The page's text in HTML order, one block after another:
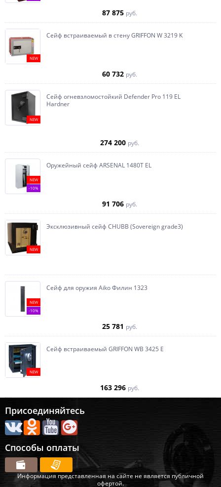
87 875 руб.
NEW
Сейф встраиваемый в стену GRIFFON W 3219 K
60 732 руб.
NEW
Сейф огневзломостойкий Defender Pro 119 EL
Hardner
274 200 руб.
NEW
-10%
Оружейный сейф ARSENAL 1480Т EL
91 706 руб.
NEW
Эксклюзивный сейф CHUBB (Sovereign grade3)
NEW
-10%
Сейф для оружия Aiko Филин 1323
25 781 руб.
NEW
Сейф встраиваемый GRIFFON WB 3425 E
163 296 руб.
Присоединяйтесь
Способы оплаты
Информация представленная на сайте не является публичной
офертой.